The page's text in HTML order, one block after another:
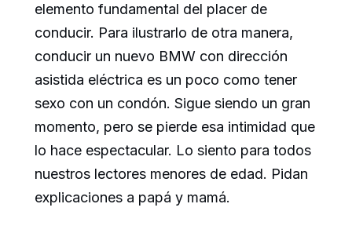
elemento fundamental del placer de
conducir. Para ilustrarlo de otra manera,
conducir un nuevo BMW con dirección
asistida eléctrica es un poco como tener
sexo con un condón. Sigue siendo un gran
momento, pero se pierde esa intimidad que
lo hace espectacular. Lo siento para todos
nuestros lectores menores de edad. Pidan
explicaciones a papá y mamá.